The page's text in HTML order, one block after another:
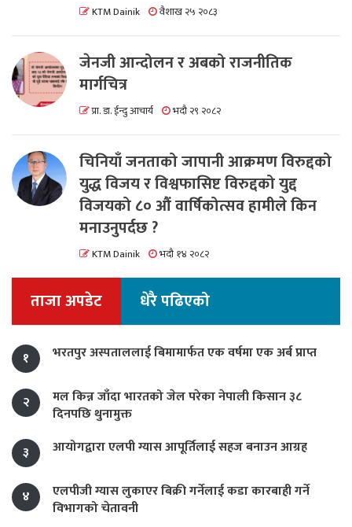
KTM Dainik वैशाख २५ २०८३
जेनजी आन्दोलन र अबको राजनीतिक
मार्गचित्र
प्रा. डा. ईन्दु आचार्य भदौ २९ २०८२
चिनियाँ जनताको जापानी आक्रमण विरुद्दको
युद्ध विजय र विश्वफासिष्ट विरुद्दको युद्द
विजयको ८० औं वार्षिकोत्सव हामीले किन
मनाउनुपर्दछ ?
KTM Dainik भदौ १४ २०८२
ताजा अपडेट धेरै पढिएको
१ भरतपुर अस्पताललाई बिमामार्फत एक वर्षमा एक अर्ब प्राप्त
२
मल किन्न जाँदा भारतको जेल परेका नेपाली किसान ३८
दिनपछि थुनामुक्त
३
आयोगद्वारा एलपी ग्यास आपूर्तिलाई सहज बनाउन आग्रह
४
एलपीजी ग्यास लुकाएर बिक्री गर्नेलाई कडा कारबाही गर्ने
विभागको चेतावनी